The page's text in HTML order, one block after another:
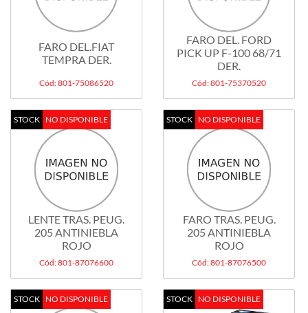
FARO DEL.FIAT
TEMPRA DER.
Cód: 801-75086520
FARO DEL. FORD
PICK UP F-100 68/71
DER.
Cód: 801-75370520
STOCK NO DISPONIBLE
LENTE TRAS. PEUG.
205 ANTINIEBLA
ROJO
Cód: 801-87076600
STOCK NO DISPONIBLE
FARO TRAS. PEUG.
205 ANTINIEBLA
ROJO
Cód: 801-87076500
STOCK NO DISPONIBLE STOCK NO DISPONIBLE